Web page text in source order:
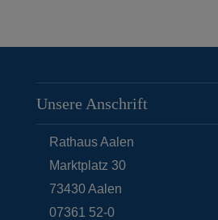
Unsere Anschrift
Rathaus Aalen
Marktplatz 30
73430Aalen
07361 52-0